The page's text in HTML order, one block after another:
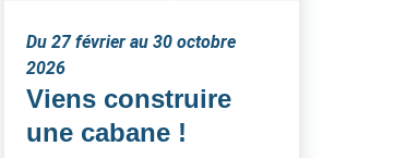
Du 27 février au 30 octobre
2026
Viens construire
une cabane !